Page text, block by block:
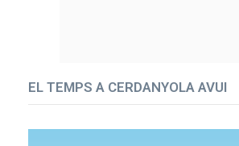
EL TEMPS A CERDANYOLA AVUI